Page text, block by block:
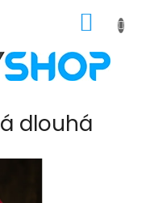
dlouhá